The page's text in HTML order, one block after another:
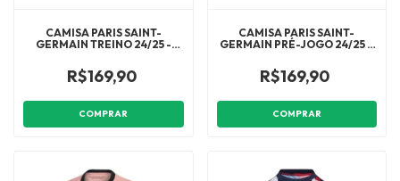
CAMISA PARIS SAINT-
GERMAIN TREINO 24/25 -
MASCULINA - VERDE
R$169,90
COMPRAR
CAMISA PARIS SAINT-
GERMAIN PRÉ-JOGO 24/25 -
MASCULINA - PRETA COM
DETALHES EM CINZA E ROSA
R$169,90
COMPRAR